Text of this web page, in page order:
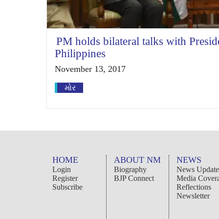
PM holds bilateral talks with
Philippines
November 13, 2017
મોર
HOME
Login
Register
Subscribe
ABOUT NM
Biography
BJP Connect
NEWS
News
Media
Reflections
Newsletter